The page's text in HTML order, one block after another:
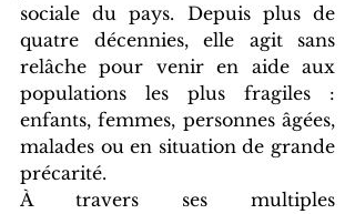
sociale du pays. Depuis plus de
quatre décennies, elle agit sans
relâche pour venir en aide aux
populations les plus fragiles :
enfants, femmes, personnes âgées,
malades ou en situation de grande
précarité.
À travers ses multiples